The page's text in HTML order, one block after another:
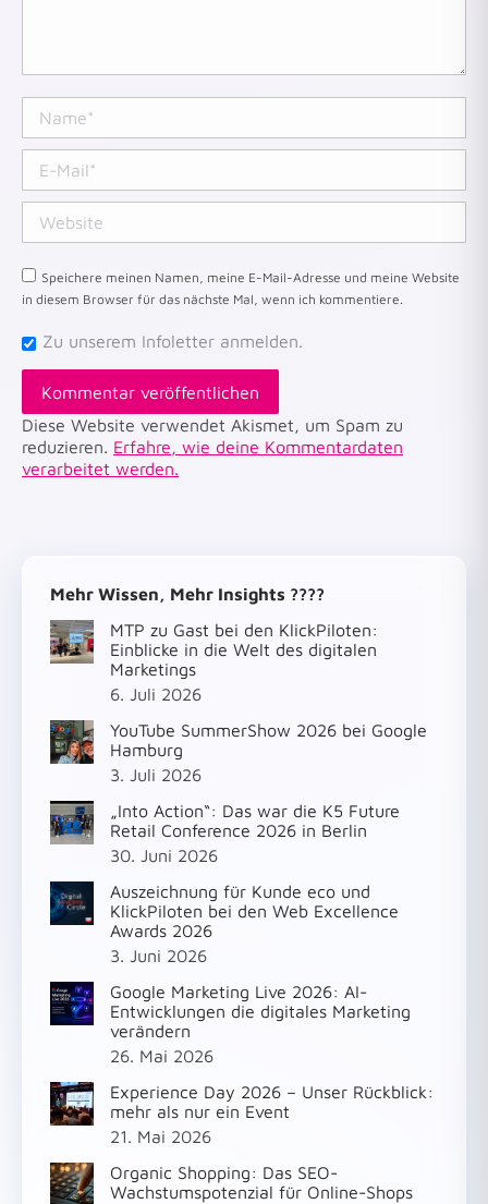
Name *
E-Mail *
Website
Speichere meinen Namen, meine E-Mail-Adresse und meine Website
in diesem Browser für das nächste Mal, wenn ich kommentiere.
Zu unserem Infoletter anmelden.
Kommentar veröffentlichen
Diese Website verwendet Akismet, um Spam zu
reduzieren. Erfahre, wie deine Kommentardaten
verarbeitet werden.
Mehr Wissen, Mehr Insights ????
MTP zu Gast bei den KlickPiloten:
Einblicke in die Welt des digitalen
Marketings
6. Juli 2026
YouTube SummerShow 2026 bei Google
Hamburg
3. Juli 2026
„Into Action“: Das war die K5 Future
Retail Conference 2026 in Berlin
30. Juni 2026
Auszeichnung für Kunde eco und
KlickPiloten bei den Web Excellence
Awards 2026
3. Juni 2026
Google Marketing Live 2026: AI-
Entwicklungen die digitales Marketing
verändern
26. Mai 2026
Experience Day 2026 – Unser Rückblick:
mehr als nur ein Event
21. Mai 2026
Organic Shopping: Das SEO-
Wachstumspotenzial für Online-Shops